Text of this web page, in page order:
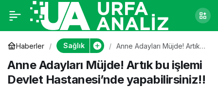
Haberler Sağlık
Anne Adayları Müjde! Artık
Hastanesi’nde
yapabilirsiniz!!
Anne Adayları Müjde! Artık bu işlemi
Devlet Hastanesi’nde yapabilirsiniz!!
Anne Adayları Müjde!
Artık bu işlemi Devlet
Hastanesi’nde
0